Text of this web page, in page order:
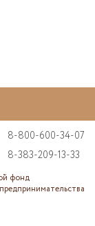
8-800-600-34-07
8-383-209-13-33
фонд